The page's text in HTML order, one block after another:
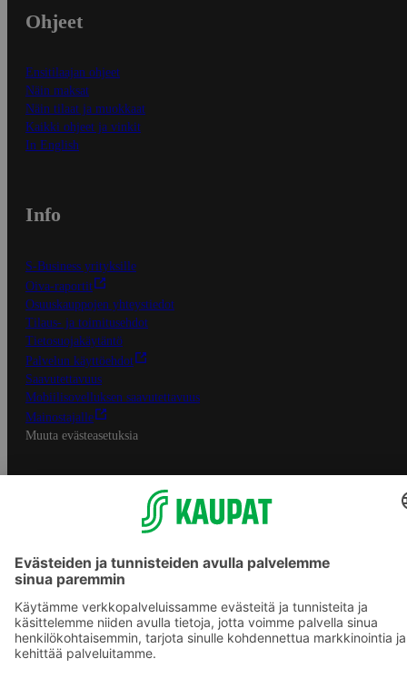
Ohjeet
Ensitilaajan ohjeet
Näin maksat
Näin tilaat ja muokkaat
Kaikki ohjeet ja vinkit
In English
Info
S-Business yrityksille
Oiva-raportit
Osuuskauppojen yhteystiedot
Tilaus- ja toimitusehdot
Tietosuojakäytäntö
Palvelun käyttöehdot
Saavutettavuus
Mobiilisovelluksen saavutettavuus
Mainostajalle
Muuta evästeasetuksia
S-ryhmän palvelut
S-ryhmä
Asiakasomistajuus
S-ostoslista -sovellus
Prisma.fi
Sokos.fi